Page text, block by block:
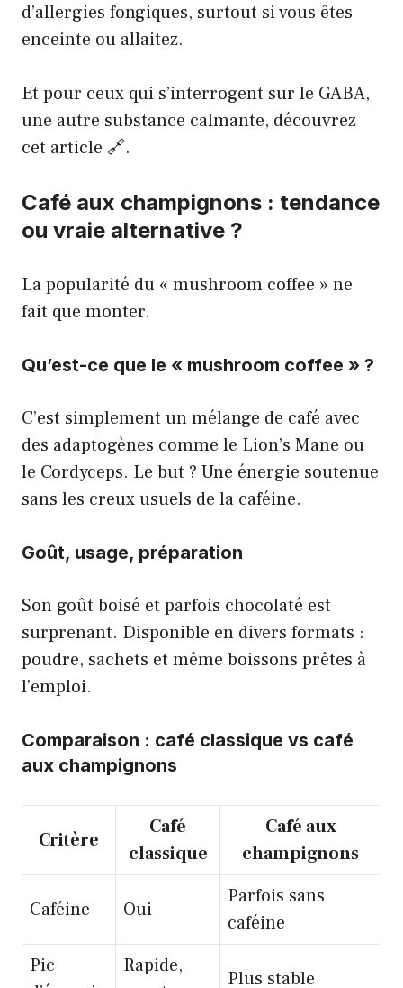
d’allergies fongiques, surtout si vous êtes
enceinte ou allaitez.
Et pour ceux qui s’interrogent sur le GABA,
une autre substance calmante, découvrez
cet article 🔗.
Café aux champignons : tendance
ou vraie alternative ?
La popularité du « mushroom coffee » ne
fait que monter.
Qu’est-ce que le « mushroom coffee » ?
C’est simplement un mélange de café avec
des adaptogènes comme le Lion’s Mane ou
le Cordyceps. Le but ? Une énergie soutenue
sans les creux usuels de la caféine.
Goût, usage, préparation
Son goût boisé et parfois chocolaté est
surprenant. Disponible en divers formats :
poudre, sachets et même boissons prêtes à
l’emploi.
Comparaison : café classique vs café
aux champignons
Critère
Café
classique
Café aux
champignons
Caféine Oui
Parfois sans
caféine
Pic
Rapide,
Plus stable